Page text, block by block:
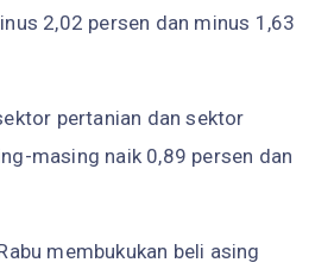
2,02 persen dan minus 1,63
pertanian dan sektor
masing naik 0,89 persen dan
membukukan beli asing